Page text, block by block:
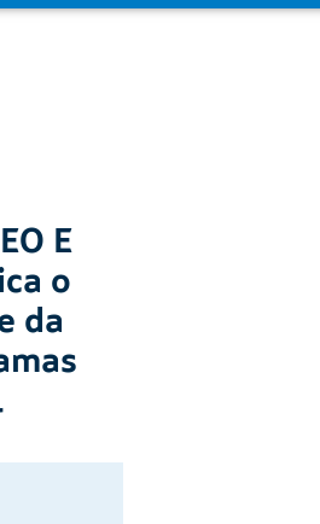
E
o
da